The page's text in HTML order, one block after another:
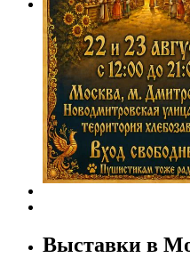
Выставки в